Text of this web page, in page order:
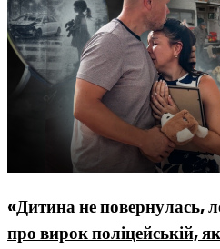
«Дитина не повернулась,
про вирок поліцейській,